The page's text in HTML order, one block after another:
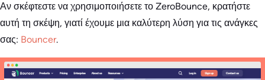
Αν σκέφτεστε να χρησιμοποιήσετε το ZeroBounce, κρατήστε
αυτή τη σκέψη, γιατί έχουμε μια καλύτερη λύση για τις ανάγκες
σας: Bouncer.